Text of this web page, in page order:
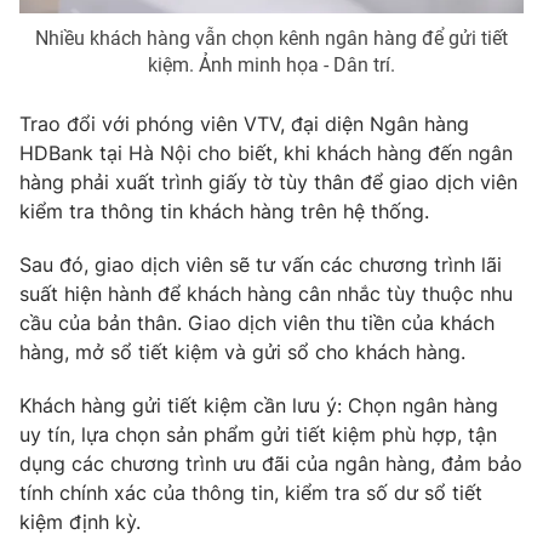
THỜI BÁO VTV
Theo dõi báo trên
Cơ quan chủ quản:Đài Truyền hình Việt Nam
Cơ quan báo chí:Thời báo VTV
Giấy phép hoạt động báo in và báo điện tử số 483/GP-BTTTT
cấp ngày 29/12/2023
Tổng Biên tập: Vũ Thanh Thủy
Phó Tổng Biên tập:Nguyễn Thị Mỹ Hạnh, Phạm Quốc Thắng,
Nguyễn Trọng Ninh
Tổng đài VTV:024.38 355 931 - 024.38 355 932
Nhiều khách hàng vẫn chọn kênh ngân hàng để gửi tiết
kiệm. Ảnh minh họa - Dân trí.
Trao đổi với phóng viên VTV, đại diện Ngân hàng
HDBank tại Hà Nội cho biết, khi khách hàng đến ngân
hàng phải xuất trình giấy tờ tùy thân để giao dịch viên
kiểm tra thông tin khách hàng trên hệ thống.
Sau đó, giao dịch viên sẽ tư vấn các chương trình lãi
suất hiện hành để khách hàng cân nhắc tùy thuộc nhu
cầu của bản thân. Giao dịch viên thu tiền của khách
hàng, mở sổ tiết kiệm và gửi sổ cho khách hàng.
Khách hàng gửi tiết kiệm cần lưu ý: Chọn ngân hàng
uy tín, lựa chọn sản phẩm gửi tiết kiệm phù hợp, tận
dụng các chương trình ưu đãi của ngân hàng, đảm bảo
tính chính xác của thông tin, kiểm tra số dư sổ tiết
kiệm định kỳ.